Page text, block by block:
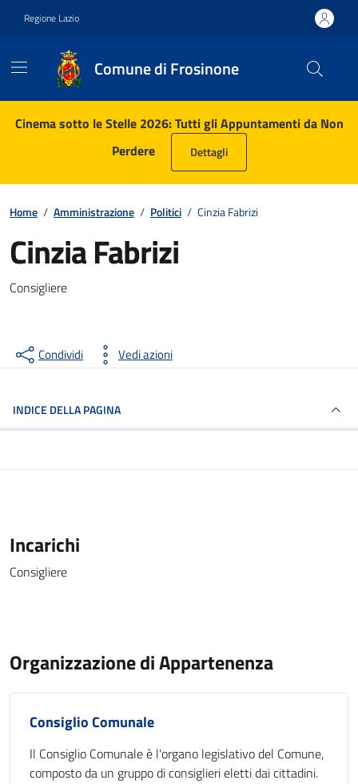
Regione Lazio
Comune di Frosinone
Contenuti in evidenza
Cinema sotto le Stelle 2026: Tutti gli Appuntamenti da Non
Perdere
Dettagli
Home / Amministrazione / Politici / Cinzia Fabrizi
Cinzia Fabrizi
Consigliere
Condividi Vedi azioni
INDICE DELLA PAGINA
Incarichi
Consigliere
Organizzazione di Appartenenza
Consiglio Comunale
Il Consiglio Comunale è l'organo legislativo del Comune,
composto da un gruppo di consiglieri eletti dai cittadini.